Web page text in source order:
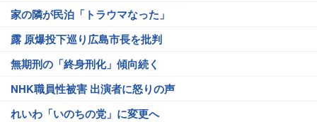
家の隣が民泊「トラウマなった」
露 原爆投下巡り広島市長を批判
無期刑の「終身刑化」傾向続く
NHK職員性被害 出演者に怒りの声
れいわ「いのちの党」に変更へ